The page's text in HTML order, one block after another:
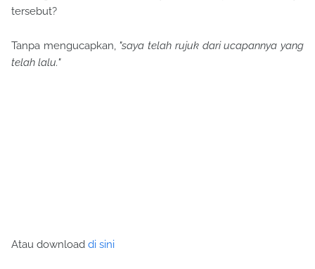
tersebut?
Tanpa mengucapkan,"saya telah rujuk dari ucapannya yang
telah lalu."
Atau download di sini